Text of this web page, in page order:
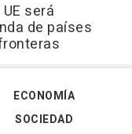
será
de países
ECONOMÍA
SOCIEDAD